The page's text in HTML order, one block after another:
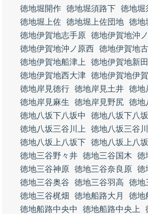
徳地堀開作 徳地堀須路下 徳地堀
徳地堀上佐 徳地堀上佐団地 徳地
徳地伊賀地志手原 徳地伊賀地沖
徳地伊賀地沖ノ原西 徳地伊賀地
徳地伊賀地船津上
徳地伊賀地新
徳地伊賀地西大津 徳地伊賀地伊
徳地岸見徳行 徳地岸見土井 徳地
徳地岸見麻生
徳地岸見野尻 徳地
徳地八坂下八坂中
徳地八坂下八
徳地八坂三谷川上
徳地八坂三谷
徳地八坂上八坂下 徳地八坂上八
徳地三谷野々井 徳地三谷国木
徳
徳地三谷神原 徳地三谷奈良原 徳
徳地三谷奥谷
徳地三谷羽高
徳地
徳地三谷梶畑
徳地船路大月
徳地
徳地船路中央中
徳地船路中央上